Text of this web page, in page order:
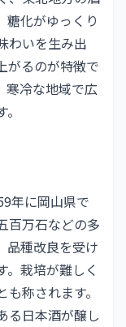
糖化がゆっくり
わいを生み出
がるのが特徴で
寒冷な地域で広
年に岡山県で
百万石などの多
品種改良を受け
。栽培が難しく
称されます。
る日本酒が醸し